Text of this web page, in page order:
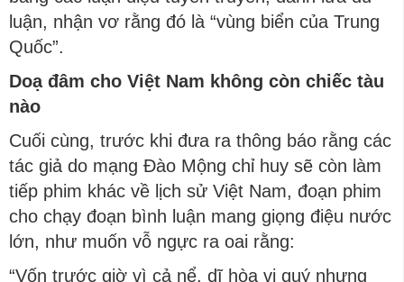
luận, nhận vơ rằng đó là “vùng biển của Trung
Quốc”.
Doạ đâm cho Việt Nam không còn chiếc tàu
nào
Cuối cùng, trước khi đưa ra thông báo rằng các
tác giả do mạng Đào Mộng chỉ huy sẽ còn làm
tiếp phim khác về lịch sử Việt Nam, đoạn phim
cho chạy đoạn bình luận mang giọng điệu nước
lớn, như muốn vỗ ngực ra oai rằng:
“Vốn trước giờ vì cả nể, dĩ hòa vi quý nhưng